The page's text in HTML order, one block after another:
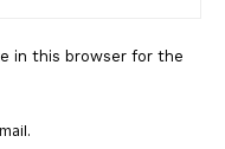
in this browser for the